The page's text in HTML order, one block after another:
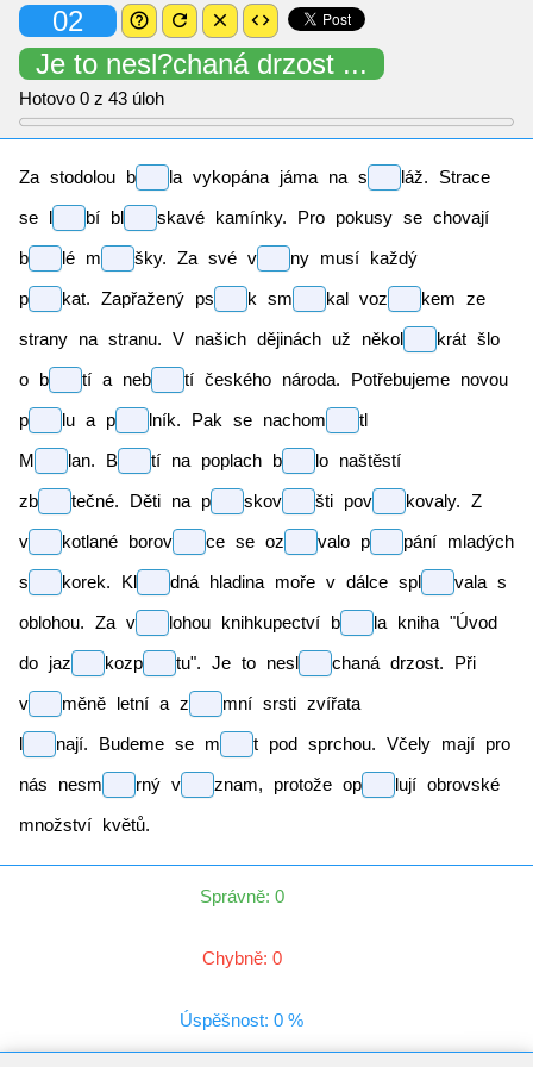
02 help_outline refresh close code
Je to nesl?chanádrzost ...
Hotovo 0 z 43 úloh
Za stodolou b lavykopána jáma na s láž. Strace
se l bí bl skavé kamínky. Pro pokusy se chovají
b
lé m šky. Za své v ny musí každý
p
kat. Zapřažený ps k sm kal voz kem ze
strany na stranu. V našich dějinách už někol krát šlo
o b tí a neb tí českého národa. Potřebujeme novou
p
lu a p lník. Pak se nachom
tl
M
lan. B tí na poplach b lo naštěstí
zb
tečné. Děti na p skov šti pov kovaly. Z
v
kotlané borov ce se oz valo p pání mladých
s
korek. Kl dnáhladina moře v dálce spl valas
oblohou. Za v lohou knihkupectví b lakniha "Úvod
do jaz kozp tu". Je to nesl chanádrzost. Při
v
měně letní a z mní srsti zvířata
l
nají. Budeme se m t pod sprchou. Včely mají pro
nás nesm rný v znam, protože op lují obrovské
množství květů.
Správně: 0
Chybně: 0
Úspěšnost: 0 %